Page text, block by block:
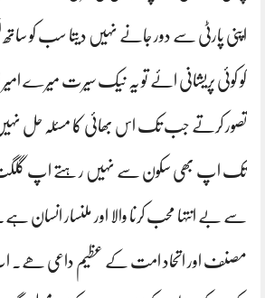
اپنی پارٹی سے دور جانے نہیں دیتا سب کو ساتھ
کو کوئی پریشانی ائے تو یہ نیک سیرت میرے امیر
تصور کرتے جب تک اس بھائی کا مسئلہ حل
تک اپ بھی سکون سے نہیں رہتے اپ گلگت
سے بے انتہا محب کرنا والا اور ملنسار انسان
مصنف اور اتحاد امت کے عظیم داعی ھے۔